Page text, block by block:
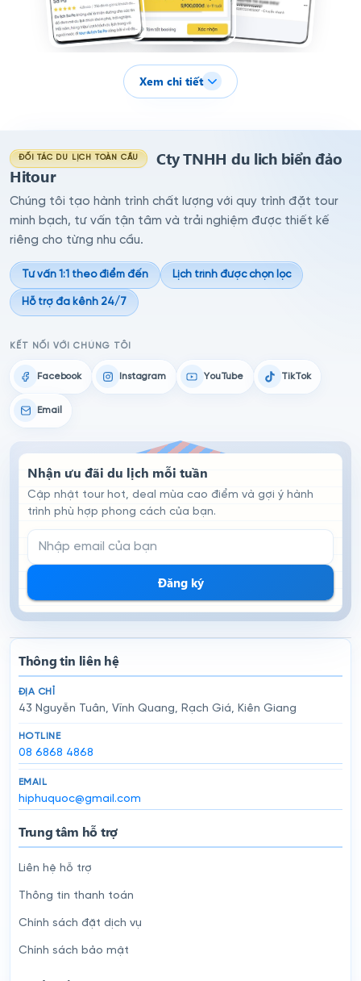
Xem chi tiết
ĐỐI TÁC DU LỊCH TOÀN CẦU
Cty TNHH du lich biển đảo
Hitour
Chúng tôi tạo hành trình chất lượng với quy trình đặt tour
minh bạch, tư vấn tận tâm và trải nghiệm được thiết kế
riêng cho từng nhu cầu.
Tư vấn 1:1 theo điểm đến Lịch trình được chọn lọc
Hỗ trợ đa kênh 24/7
KẾT NỐI VỚI CHÚNG TÔI
Facebook Instagram YouTube TikTok
Email
Nhận ưu đãi du lịch mỗi tuần
Cập nhật tour hot, deal mùa cao điểm và gợi ý hành
trình phù hợp phong cách của bạn.
Email đăng ký nhận tin
Đăng ký
Thông tin liên hệ
ĐỊA CHỈ
43 Nguyễn Tuân, Vĩnh Quang, Rạch Giá, Kiên Giang
HOTLINE
08 6868 4868
EMAIL
hiphuquoc@gmail.com
Trung tâm hỗ trợ
Liên hệ hỗ trợ
Thông tin thanh toán
Chính sách đặt dịch vụ
Chính sách bảo mật